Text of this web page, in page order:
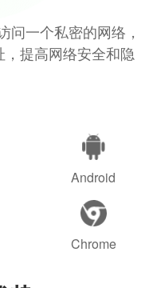
问一个私密的网络，
提高网络安全和隐
Android
Chrome